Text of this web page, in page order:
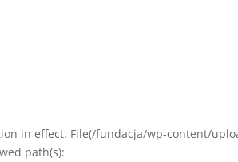
in effect. File(/fundacja/wp-content/
path(s):